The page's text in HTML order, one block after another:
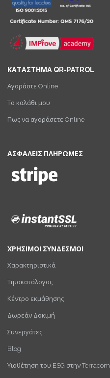
ΚΑΤΑΣΤΗΜΑ QR-PATROL
Αγοράστε Online
Το καλάθι μου
Πως να αγοράσετε Online
ΑΣΦΑΛΕΙΣ ΠΛΗΡΩΜΕΣ
ΧΡΗΣΙΜΟΙ ΣΥΝΔΕΣΜΟΙ
Χαρακτηριστικά
Τιμοκατάλογος
Κέντρο εκμάθησης
Δωρεάν Δοκιμή
Συνεργάτες
Blog
Υιοθέτηση του ESG στην Terracom